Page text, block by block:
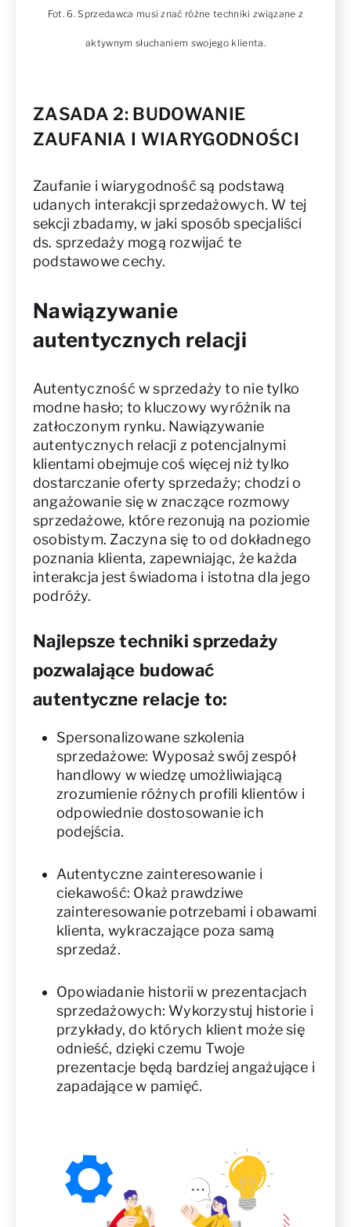
Fot. 6. Sprzedawca musi znać różne techniki związane z
aktywnym słuchaniem swojego klienta.
ZASADA 2: BUDOWANIE
ZAUFANIA I WIARYGODNOŚCI
Zaufanie i wiarygodność są podstawą
udanych interakcji sprzedażowych. W tej
sekcji zbadamy, w jaki sposób specjaliści
ds. sprzedaży mogą rozwijać te
podstawowe cechy.
Nawiązywanie
autentycznych relacji
Autentyczność w sprzedaży to nie tylko
modne hasło; to kluczowy wyróżnik na
zatłoczonym rynku. Nawiązywanie
autentycznych relacji z potencjalnymi
klientami obejmuje coś więcej niż tylko
dostarczanie oferty sprzedaży; chodzi o
angażowanie się w znaczące rozmowy
sprzedażowe, które rezonują na poziomie
osobistym. Zaczyna się to od dokładnego
poznania klienta, zapewniając, że każda
interakcja jest świadoma i istotna dla jego
podróży.
Najlepsze techniki sprzedaży
pozwalające budować
autentyczne relacje to:
Spersonalizowane szkolenia
sprzedażowe: Wyposaż swój zespół
handlowy w wiedzę umożliwiającą
zrozumienie różnych profili klientów i
odpowiednie dostosowanie ich
podejścia.
Autentyczne zainteresowanie i
ciekawość: Okaż prawdziwe
zainteresowanie potrzebami i obawami
klienta, wykraczające poza samą
sprzedaż.
Opowiadanie historii w prezentacjach
sprzedażowych: Wykorzystuj historie i
przykłady, do których klient może się
odnieść, dzięki czemu Twoje
prezentacje będą bardziej angażujące i
zapadające w pamięć.